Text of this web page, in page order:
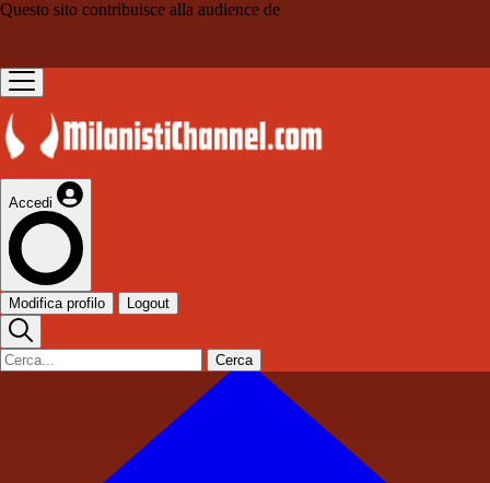
Questo sito contribuisce alla audience de
Accedi
Modifica profilo Logout
Cerca